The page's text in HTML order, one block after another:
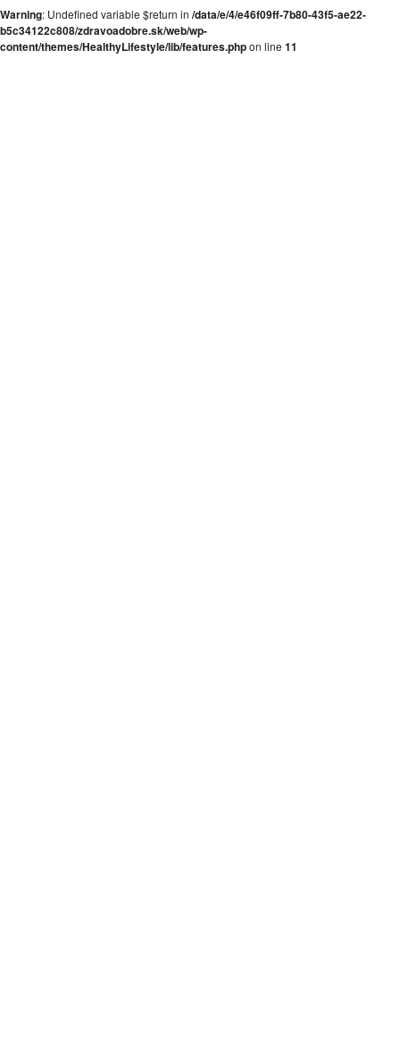
Warning: Undefined variable $return in /data/e/4/e46f09ff-7b80-43f5-ae22-
b5c34122c808/zdravoadobre.sk/web/wp-
content/themes/HealthyLifestyle/lib/features.phpon line 11